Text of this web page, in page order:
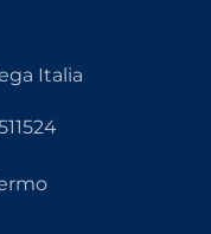
Italia